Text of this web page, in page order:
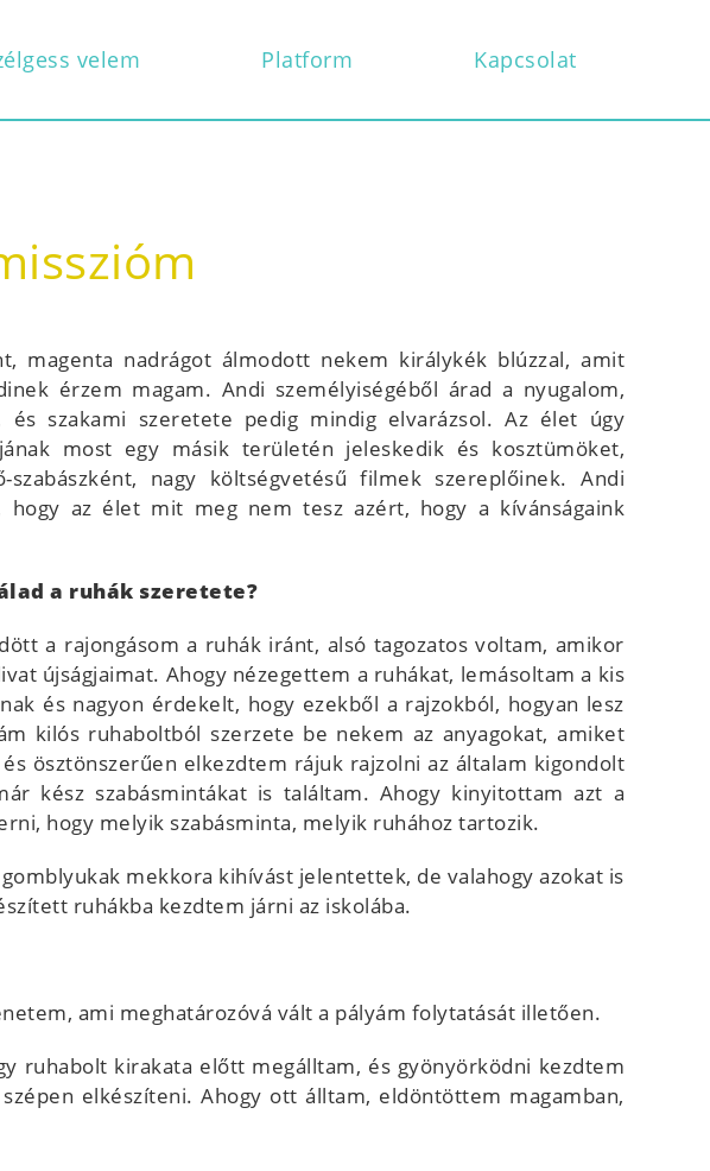
velem Platform Kapcsolat
magenta nadrágot álmodott nekem királykék blúzzal, amit
érzem magam. Andi személyiségéből árad a nyugalom,
és szakami szeretete pedig mindig elvarázsol. Az élet úgy
most egy másik területén jeleskedik és kosztümöket,
nagy költségvetésű filmek szereplőinek. Andi
hogy az élet mit meg nem tesz azért, hogy a kívánságaink
a ruhák szeretete?
a rajongásom a ruhák iránt, alsó tagozatos voltam, amikor
újságjaimat. Ahogy nézegettem a ruhákat, lemásoltam a kis
és nagyon érdekelt, hogy ezekből a rajzokból, hogyan lesz
kilós ruhaboltból szerzete be nekem az anyagokat, amiket
ösztönszerűen elkezdtem rájuk rajzolni az általam kigondolt
kész szabásmintákat is találtam. Ahogy kinyitottam azt a
hogy melyik szabásminta, melyik ruhához tartozik.
mekkora kihívást jelentettek, de valahogy azokat is
ruhákba kezdtem járni az iskolába.
ami meghatározóvá vált a pályám folytatását illetően.
ruhabolt kirakata előtt megálltam, és gyönyörködni kezdtem
elkészíteni. Ahogy ott álltam, eldöntöttem magamban,